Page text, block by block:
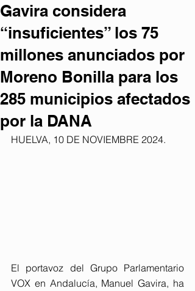
Gavira considera
“insuficientes” los 75
millones anunciados por
Moreno Bonilla para los
285 municipios afectados
por la DANA
HUELVA, 10 DE NOVIEMBRE 2024.
El portavoz del Grupo Parlamentario
VOX en Andalucía, Manuel Gavira, ha